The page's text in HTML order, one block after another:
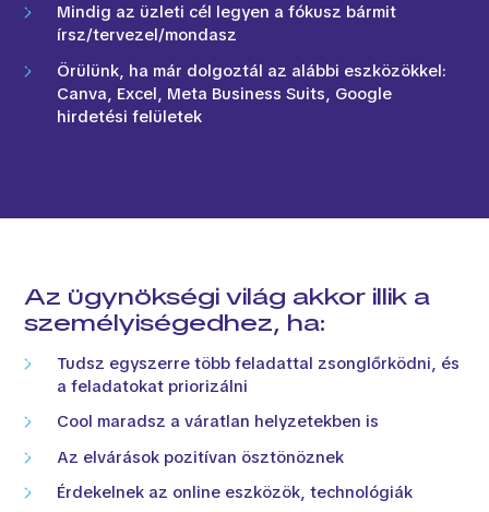
Mindig az üzleti cél legyen a fókusz bármit
írsz/tervezel/mondasz
Örülünk, ha már dolgoztál az alábbi eszközökkel:
Canva, Excel, Meta Business Suits, Google
hirdetési felületek
Az ügynökségi világ akkor illik a
személyiségedhez, ha:
Tudsz egyszerre több feladattal zsonglőrködni, és
a feladatokat priorizálni
Cool maradsz a váratlan helyzetekben is
Az elvárások pozitívan ösztönöznek
Érdekelnek az online eszközök, technológiák